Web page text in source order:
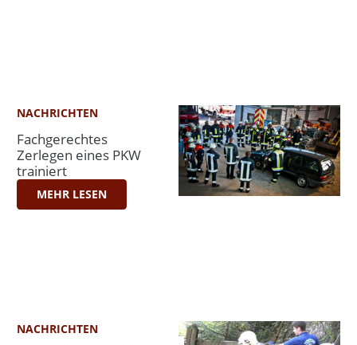
NACHRICHTEN
Fachgerechtes
Zerlegen eines PKW
trainiert
MEHR LESEN
NACHRICHTEN